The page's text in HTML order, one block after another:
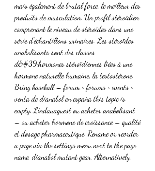
mais également de brutal force, le meilleur des
produits de musculation. Un profil stéroïdien
comprenant le niveau de stéroïdes dans une
série d’échantillons urinaires. Les stéroïdes
anabolisants sont des classes
d&#39;hormones stéroïdiennes liées à une
hormone naturelle humaine, la testostérone.
Bring baseball – forum › forums › events ›
venta de dianabol en españa this topic is
empty. Lindauaguest ou acheter anabolisant
– ou acheter hormone de croissance – qualité
et dosage pharmaceutique. Rename or reorder
a page via the settings menu next to the page
name, dianabol mutant gear. Alternatively,